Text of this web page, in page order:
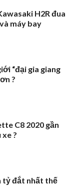
H2R đua
máy bay
“đại gia giang
?
C8 2020 gần
?
tỷ đắt nhất thế